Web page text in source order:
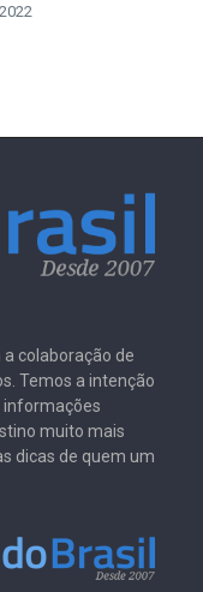
colaboração de
Temos a intenção
informações
muito mais
dicas de quem um